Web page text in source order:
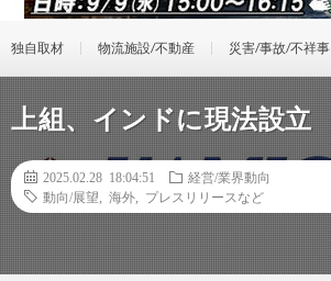
独自取材 物流施設/不動産 災害/事故/不祥事
上組、インドに現法設立
2025.02.28 18:04:51
経営/業界動向
動向/展望
海外 プレスリリースなど